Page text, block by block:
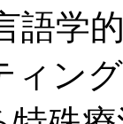
語学
ィン